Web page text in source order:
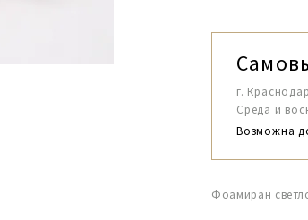
г.
Среда и
Возможна
Фоамиран